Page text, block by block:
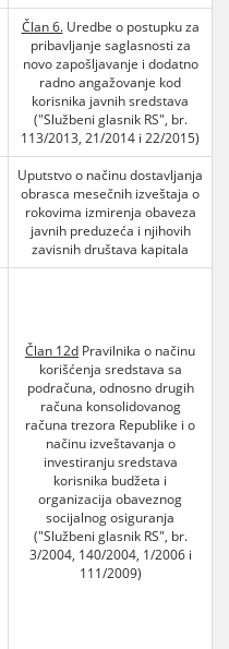
Član 6.Uredbe o postupku za
pribavljanje saglasnosti za
novo zapošljavanje i dodatno
radno angažovanje kod
korisnika javnih sredstava
("Službeni glasnik RS", br.
113/2013, 21/2014 i 22/2015)
Uputstvo o načinu dostavljanja
obrasca mesečnih izveštaja o
rokovima izmirenja obaveza
javnih preduzeća i njihovih
zavisnih društava kapitala
Član 12d Pravilnika o načinu
korišćenja sredstava sa
podračuna, odnosno drugih
računa konsolidovanog
računa trezora Republike i o
načinu izveštavanja o
investiranju sredstava
korisnika budžeta i
organizacija obaveznog
socijalnog osiguranja
("Službeni glasnik RS", br.
3/2004, 140/2004, 1/2006 i
111/2009)